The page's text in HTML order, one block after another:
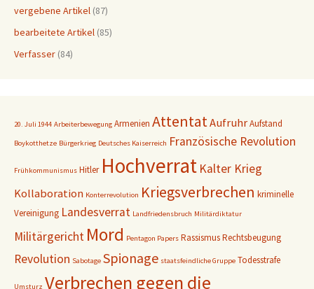
vergebene Artikel (87)
bearbeitete Artikel (85)
Verfasser (84)
20. Juli 1944 Arbeiterbewegung Armenien AttentatAufruhrAufstand
Boykotthetze Bürgerkrieg Deutsches Kaiserreich Französische Revolution
Frühkommunismus Hitler Hochverrat Kalter Krieg
Kollaboration Konterrevolution Kriegsverbrechen kriminelle
Vereinigung Landesverrat Landfriedensbruch Militärdiktatur
Militärgericht Mord Pentagon Papers RassismusRechtsbeugung
Revolution Sabotage Spionage staatsfeindliche Gruppe Todesstrafe
Umsturz Verbrechen gegen die